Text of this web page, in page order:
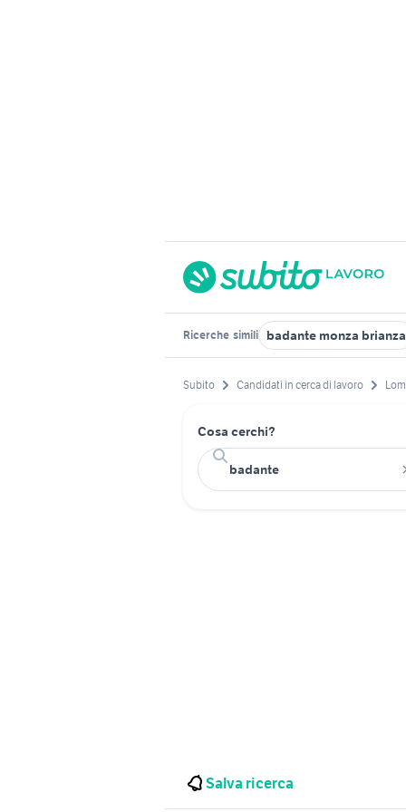
Ricerche simili badante monza brianza
Subito Candidati in cerca di lavoro
Cosa cerchi?
Salva ricerca